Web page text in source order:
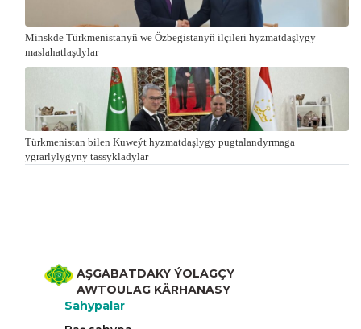
Minskde Türkmenistanyň we Özbegistanyň ilçileri hyzmatdaşlygy
maslahatlaşdylar
Türkmenistan bilen Kuweýt hyzmatdaşlygy pugtalandyrmaga
ygrarlylygyny tassykladylar
AŞGABATDAKY ÝOLAGÇY
AWTOULAG KÄRHANASY
Sahypalar